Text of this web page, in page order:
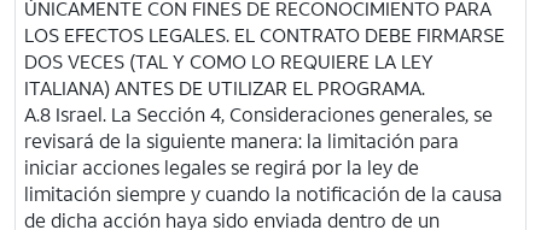
ÚNICAMENTE CON FINES DE RECONOCIMIENTO PARA
LOS EFECTOS LEGALES. EL CONTRATO DEBE FIRMARSE
DOS VECES (TAL Y COMO LO REQUIERE LA LEY
ITALIANA) ANTES DE UTILIZAR EL PROGRAMA.
A.8 Israel. La Sección 4, Consideraciones generales, se
revisará de la siguiente manera: la limitación para
iniciar acciones legales se regirá por la ley de
limitación siempre y cuando la notificación de la causa
de dicha acción haya sido enviada dentro de un